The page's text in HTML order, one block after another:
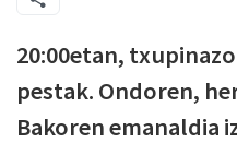
20:00etan,
pestak. Ondoren,
Bakoren emanaldia